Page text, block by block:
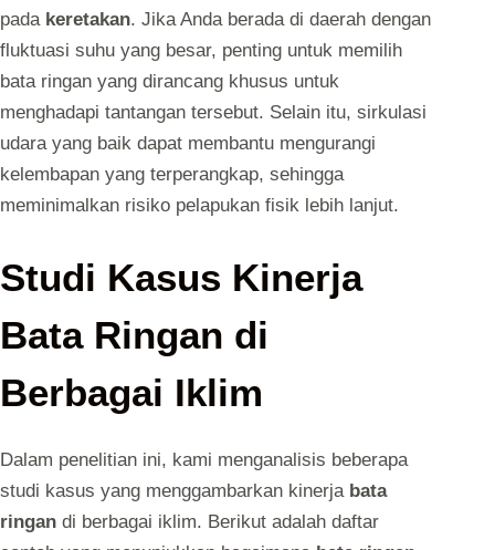
pada keretakan. Jika Anda berada di daerah dengan
fluktuasi suhu yang besar, penting untuk memilih
bata ringan yang dirancang khusus untuk
menghadapi tantangan tersebut. Selain itu, sirkulasi
udara yang baik dapat membantu mengurangi
kelembapan yang terperangkap, sehingga
meminimalkan risiko pelapukan fisik lebih lanjut.
Studi Kasus Kinerja
Bata Ringan di
Berbagai Iklim
Dalam penelitian ini, kami menganalisis beberapa
studi kasus yang menggambarkan kinerja bata
ringan di berbagai iklim. Berikut adalah daftar